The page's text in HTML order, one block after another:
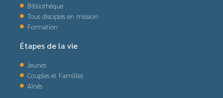
Bibliothèque
Tous disciples en mission
Formation
Étapes de la vie
Jeunes
Couples et Familles
Aînés